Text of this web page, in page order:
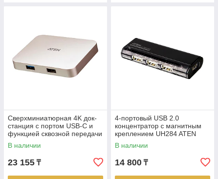
Сверхминиатюрная 4K док-
станция с портом USB-C и
функцией сквозной передачи
питания UH3235 ATEN
В наличии
23 155 ₸
4-портовый USB 2.0
концентратор с магнитным
креплением UH284 ATEN
В наличии
14 800 ₸